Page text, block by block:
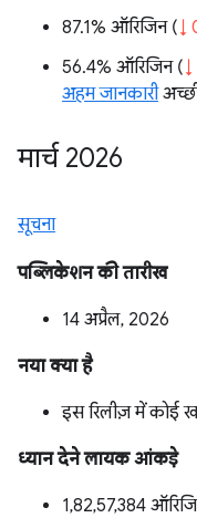
87.1% ऑरिजिन (↓
56.4% ऑरिजिन (
अहम जानकारी
मार्च 2026
सूचना
पब्लिकेशन की तारीख
14 अप्रैल, 2026
नया क्या है
इस रिलीज़ में कोई
ध्यान देने लायक आंकड़े
1,82,57,384